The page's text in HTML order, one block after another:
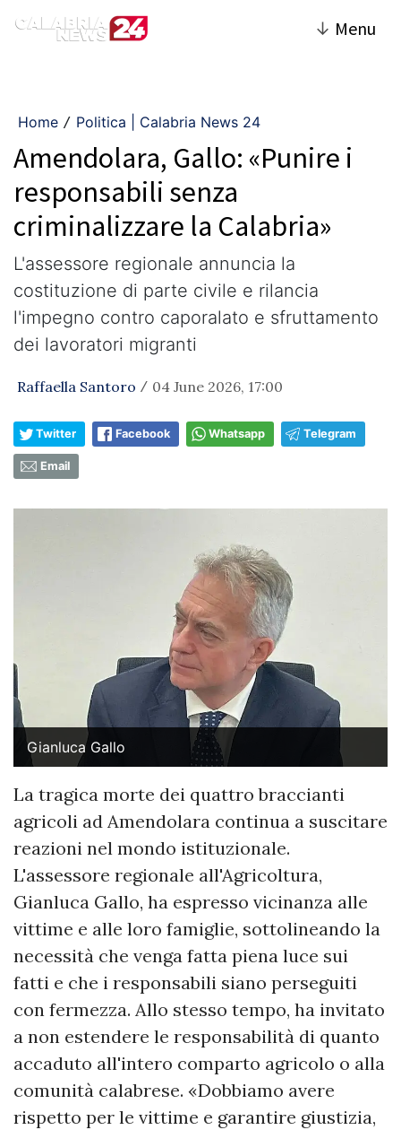
↓ Menu
Home / Politica | Calabria News 24
Amendolara, Gallo: «Punire i
responsabili senza
criminalizzare la Calabria»
L'assessore regionale annuncia la
costituzione di parte civile e rilancia
l'impegno contro caporalato e sfruttamento
dei lavoratori migranti
Raffaella Santoro / 04 June 2026, 17:00
Twitter Facebook Whatsapp Telegram
Email
Gianluca Gallo
La tragica morte dei quattro braccianti
agricoli ad Amendolara continua a suscitare
reazioni nel mondo istituzionale.
L'assessore regionale all'Agricoltura,
Gianluca Gallo, ha espresso vicinanza alle
vittime e alle loro famiglie, sottolineando la
necessità che venga fatta piena luce sui
fatti e che i responsabili siano perseguiti
con fermezza. Allo stesso tempo, ha invitato
a non estendere le responsabilità di quanto
accaduto all'intero comparto agricolo o alla
comunità calabrese. «Dobbiamo avere
rispetto per le vittime e garantire giustizia,